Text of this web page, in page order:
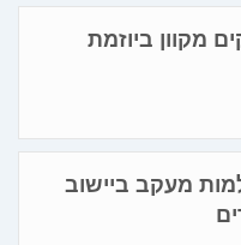
מקוון ביוזמת
מעקב ביישוב